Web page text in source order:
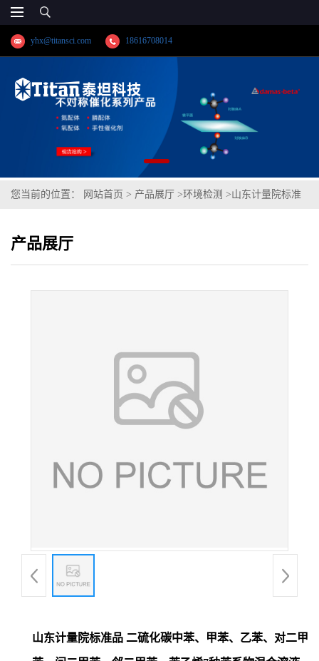
yhx@titansci.com 18616708014
您当前的位置： 网站首页 > 产品展厅 >环境检测 >山东计量院标准
苯乙烯7种苯系物混合溶液标准物质(泰坦供应)
产品展厅
山东计量院标准品 二硫化碳中苯、甲苯、乙苯、对二甲